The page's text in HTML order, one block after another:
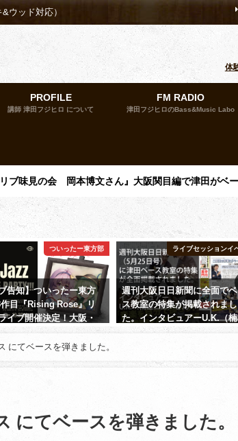
ウッド対応）
体
PROFILE
講師 津田フジヒロ について
FM RADIO
津田フジヒロのBass&Music Labo
ブ味見の会 岡本博文さん』大阪関目編で津田がベ
ついったー東方部
告知】ついったー東方
作目『Rising Rose』リ
イブ開催決定！大阪・
GALLONにてお届け
月9日
ライブセッションイ
週刊大阪日日新聞に全面で
ス教室の特集が掲載されまし
た。インタビュアーU.K.（
二郎）さん
にてベースを弾きました。
にてベースを弾きました。
私は受講者ではないのですが、
OBの方では、既に独立して講師
ロ活動している方も結構いらっし
続きを読む